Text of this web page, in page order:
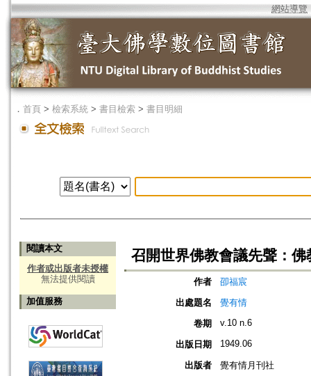
網站導覽
． 首頁 > 檢索系統 > 書目檢索 > 書目明細
閱讀本文
作者或出版者未授權
無法提供閱讀
加值服務
召開世界佛教會議先聲：
作者
卲福宸
出處題名
覺有情
卷期
v.10 n.6
出版日期 1949.06
出版者
覺有情月刊社